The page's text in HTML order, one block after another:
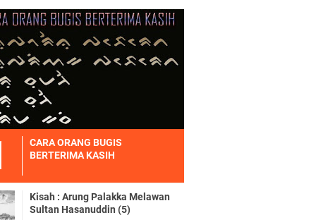
CARA ORANG BUGIS
BERTERIMA KASIH
Kisah : Arung Palakka Melawan
Sultan Hasanuddin (5)